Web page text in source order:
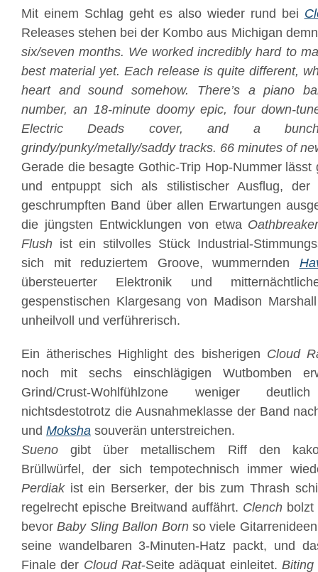
Mit einem Schlag geht es also wieder rund bei
Releases stehen bei der Kombo aus Michigan
six/seven months. We worked incredibly hard to
best material yet. Each release is quite different,
heart and sound somehow. There’s a piano
number, an 18-minute doomy epic, four down-
Electric Deads cover, and a
grindy/punky/metally/saddy tracks. 66 minutes of
Gerade die besagte Gothic-Trip Hop-Nummer lässt
und entpuppt sich als stilistischer Ausflug,
geschrumpften Band über allen Erwartungen
die jüngsten Entwicklungen von etwa
Flush ist ein stilvolles Stück Industrial-
sich mit reduziertem Groove, wummernden
übersteuerter Elektronik und
gespenstischen Klargesang von Madison
unheilvoll und verführerisch.
Ein ätherisches Highlight des bisherigen Cloud
noch mit sechs einschlägigen Wutbomben
Grind/Crust-Wohlfühlzone weniger
nichtsdestotrotz die Ausnahmeklasse der Band
und Moksha souverän unterstreichen.
Sueno gibt über metallischem Riff den
Brüllwürfel, der sich tempotechnisch immer
Perdiakist ein Berserker, der bis zum Thrash
regelrecht epische Breitwand auffährt. Clench
bevorBaby Sling Ballon Bornso viele
seine wandelbaren 3-Minuten-Hatz packt, und
Finale der Cloud Rat-Seite adäquat einleitet. Biting